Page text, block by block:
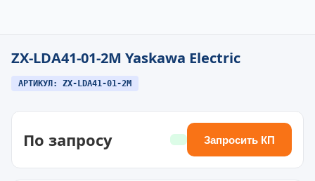
ZX-LDA41-01-2M Yaskawa Electric
АРТИКУЛ: ZX-LDA41-01-2M
По запросу Запросить КП